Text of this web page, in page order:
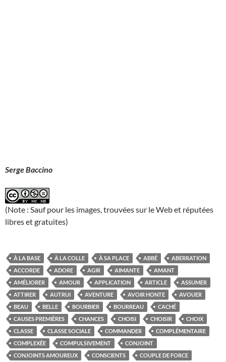
Serge Baccino
(Note : Sauf pour les images, trouvées sur le Web et réputées
libres et gratuites)
À LA BASE À LA COLLE À SA PLACE ABBÉ
ABERRATION
ACCORDE
ADORE AGIR AIMANTE
AMANT
AMÉLIORER
AMOUR APPLICATION ARTICLE
ASSUMER
ATTIRER
AUTRUI AVENTURE AVOIR HONTE
AVOUER
BEAU
BELLE BOURBIER BOURREAU
CACHÉ
CAUSES PREMIÈRES
CHANCES CHOISI CHOISIR
CHOIX
CLASSE
CLASSE SOCIALE COMMANDER
COMPLÉMENTAIRE
COMPLEXÉE
COMPULSIVEMENT
CONJOINT
CONJOINTS AMOUREUX
CONSCIENTS COUPLE DE FORCE